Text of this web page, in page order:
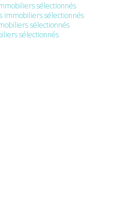
sélectionnés
immobiliers sélectionnés
sélectionnés
sélectionnés